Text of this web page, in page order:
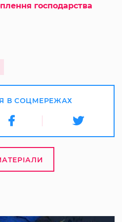
господарства
В СОЦМЕРЕЖАХ